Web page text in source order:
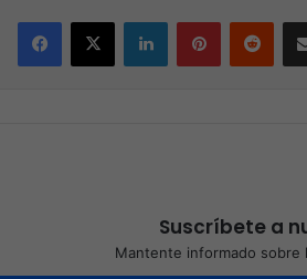
Suscríbete a
Mantente informado sobre